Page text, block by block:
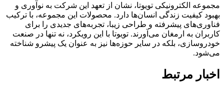
مجموعه الکترونیکی تویوتا، نشان از تعهد این شرکت به نوآوری و
بهبود کیفیت زندگی انسان‌ها دارد. محصولات این مجموعه، با ترکیب
فناوری‌های پیشرفته و طراحی زیبا، تجربه‌های جدیدی را برای
کاربران به ارمغان می‌آورند. تویوتا با این رویکرد، نه تنها در صنعت
خودروسازی، بلکه در سایر حوزه‌ها نیز به عنوان یک پیشرو شناخته
می‌شود.
اخبار مرتبط